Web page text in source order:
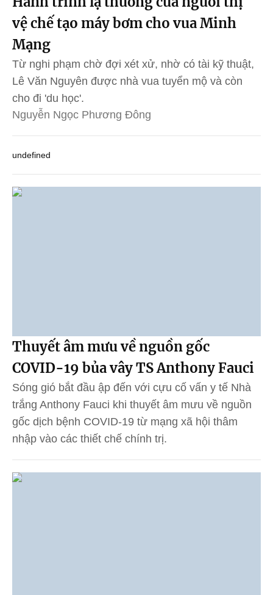
vệ chế tạo máy bơm cho vua Minh
Mạng
Từ nghi phạm chờ đợi xét xử, nhờ có tài kỹ thuật,
Lê Văn Nguyên được nhà vua tuyển mộ và còn
cho đi 'du học'.
Nguyễn Ngọc Phương Đông
undefined
Thuyết âm mưu về nguồn gốc
COVID-19 bủa vây TS Anthony Fauci
Sóng gió bắt đầu ập đến với cựu cố vấn y tế Nhà
trắng Anthony Fauci khi thuyết âm mưu về nguồn
gốc dịch bệnh COVID-19 từ mạng xã hội thâm
nhập vào các thiết chế chính trị.